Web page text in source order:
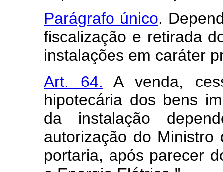
Parágrafo único.
fiscalização e retirada
instalações em caráter
Art. 64. A venda,
hipotecária dos bens
da instalação
autorização do Ministro
portaria, após parecer